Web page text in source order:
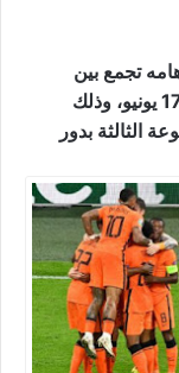
تجمع بين
منتخب هولندا والنمسا، مساء يوم الخميس 17 يونيو، وذلك
الثالثة بدور